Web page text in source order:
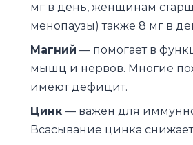
мг в день, женщинам
менопаузы) также 8 мг в
Магний — помогает в
мышц и нервов. Многие
имеют дефицит.
Цинк — важен для
Всасывание цинка